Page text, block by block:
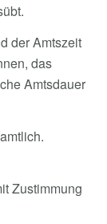
der Amtszeit
das
Amtsdauer
Zustimmung